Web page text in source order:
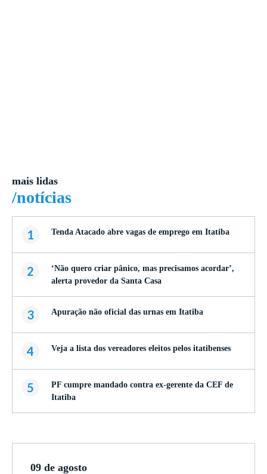
mais lidas
/notícias
1 Tenda Atacado abre vagas de emprego em Itatiba
2
‘Não quero criar pânico, mas precisamos acordar’,
alerta provedor da Santa Casa
3 Apuração não oficial das urnas em Itatiba
4 Veja a lista dos vereadores eleitos pelos itatibenses
5
PF cumpre mandado contra ex-gerente da CEF de
Itatiba
09 de agosto